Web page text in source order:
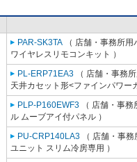
PAR-SK3TA （ 店舗・事務所
ワイヤレスリモコンキット ）
PL-ERP71EA3 （ 店舗・事務
天井カセット形<ファインパワー
PLP-P160EWF3 （ 店舗・事
ル ムーブアイ付パネル ）
PU-CRP140LA3 （ 店舗・事
ユニット スリム冷房専用 ）